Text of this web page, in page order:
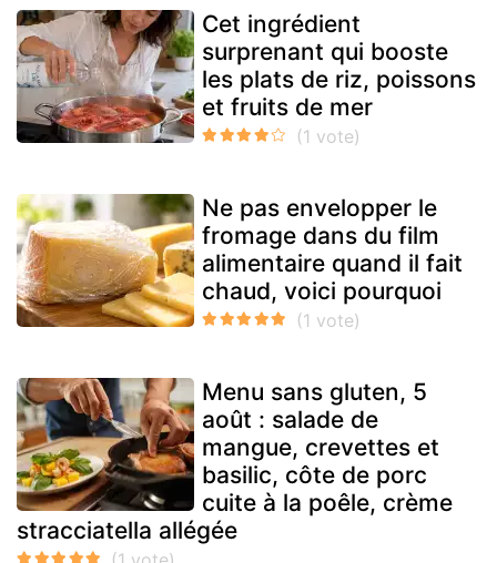
Cet ingrédient
surprenant qui booste
les plats de riz, poissons
et fruits de mer
Ne pas envelopper le
fromage dans du film
alimentaire quand il fait
chaud, voici pourquoi
Menu sans gluten, 5
août : salade de
mangue, crevettes et
basilic, côte de porc
cuite à la poêle, crème
stracciatella allégée